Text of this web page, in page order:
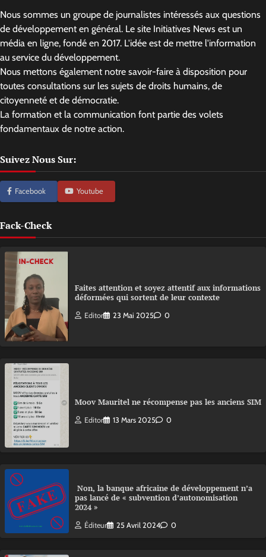
Nous sommes un groupe de journalistes intéressés aux questions
de développement en général. Le site Initiatives News est un
média en ligne, fondé en 2017. L'idée est de mettre l'information
au service du développement.
Nous mettons également notre savoir-faire à disposition pour
toutes consultations sur les sujets de droits humains, de
citoyenneté et de démocratie.
La formation et la communication font partie des volets
fondamentaux de notre action.
Suivez Nous Sur:
Facebook Youtube
Fack-Check
Faites attention et soyez attentif aux informations
déformées qui sortent de leur contexte
Editor 23 Mai 2025 0
Moov Mauritel ne récompense pas les anciens SIM
Editor 13 Mars 2025 0
Non, la banque africaine de développement n’a
pas lancé de « subvention d’autonomisation
2024 »
Éditeur 25 Avril 2024 0